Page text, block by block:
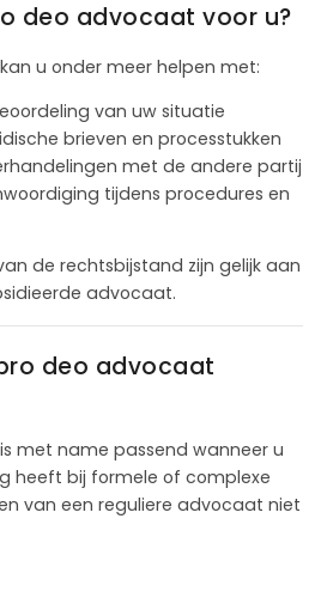
deo advocaat voor u?
u onder meer helpen met:
van uw situatie
brieven en processtukken
met de andere partij
tijdens procedures en
de rechtsbijstand zijn gelijk aan
advocaat.
deo advocaat
met name passend wanneer u
heeft bij formele of complexe
van een reguliere advocaat niet